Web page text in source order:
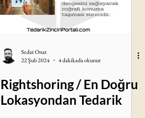
Sedat Onat
22 Şub 2024
4 dakikada okunur
Rightshoring / En Doğru
Lokasyondan Tedarik